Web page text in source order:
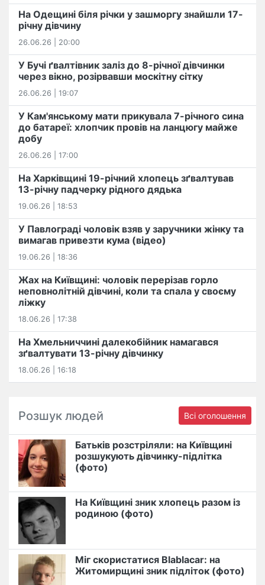
На Одещині біля річки у зашморгу знайшли 17-
річну дівчину
26.06.26 | 20:00
У Бучі ґвалтівник заліз до 8-річної дівчинки
через вікно, розірвавши москітну сітку
26.06.26 | 19:07
У Кам'янському мати прикувала 7-річного сина
до батареї: хлопчик провів на ланцюгу майже
добу
26.06.26 | 17:00
На Харківщині 19-річний хлопець​ ️зґвалтував
13-річну падчерку рідного дядька
19.06.26 | 18:53
У Павлограді чоловік взяв у заручники жінку та
вимагав привезти кума (відео)
19.06.26 | 18:36
Жах на Київщині: чоловік перерізав горло
неповнолітній дівчині, коли та спала у своєму
ліжку
18.06.26 | 17:38
На Хмельниччині далекобійник намагався
зґвалтувати 13-річну дівчинку
18.06.26 | 16:18
Розшук людей Всі оголошення
Батьків розстріляли: на Київщині
розшукують дівчинку-підлітка
(фото)
На Київщині зник хлопець разом із
родиною (фото)
Міг скористатися Blablacar: на
Житомирщині зник підліток (фото)